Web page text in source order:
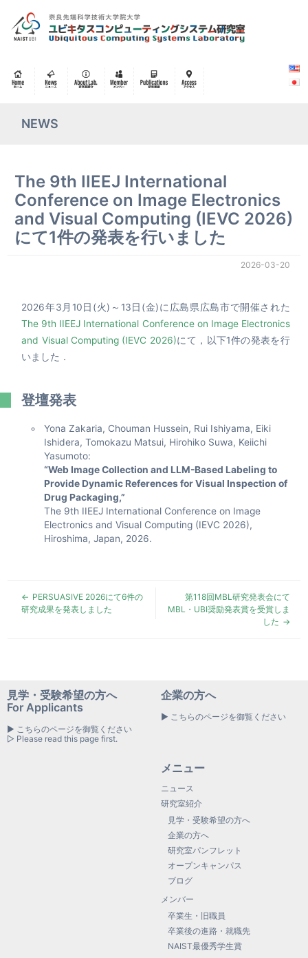
NEWS
The 9th IIEEJ International
Conference on Image Electronics
and Visual Computing (IEVC 2026)
にて1件の発表を行いました
2026-03-20
2026年3月10日(火)～13日(金)に広島県広島市で開催された
The 9th IIEEJ International Conference on Image Electronics
and Visual Computing (IEVC 2026)にて，以下1件の発表を行
いました．
登壇発表
Yona Zakaria, Chouman Hussein, Rui Ishiyama, Eiki
Ishidera, Tomokazu Matsui, Hirohiko Suwa, Keiichi
Yasumoto:
“Web Image Collection and LLM-Based Labeling to
Provide Dynamic References for Visual Inspection of
Drug Packaging,”
The 9th IIEEJ International Conference on Image
Electronics and Visual Computing (IEVC 2026),
Hiroshima, Japan, 2026.
PERSUASIVE 2026にて6件の
研究成果を発表しました
第118回MBL研究発表会にて
MBL・UBI奨励発表賞を受賞しま
した
見学・受験希望の方へ
For Applicants
▶ こちらのページを御覧ください
▷ Please read this page first.
企業の方へ
▶ こちらのページを御覧ください
メニュー
ニュース
研究室紹介
見学・受験希望の方へ
企業の方へ
研究室パンフレット
オープンキャンパス
ブログ
メンバー
卒業生・旧職員
卒業後の進路・就職先
NAIST最優秀学生賞